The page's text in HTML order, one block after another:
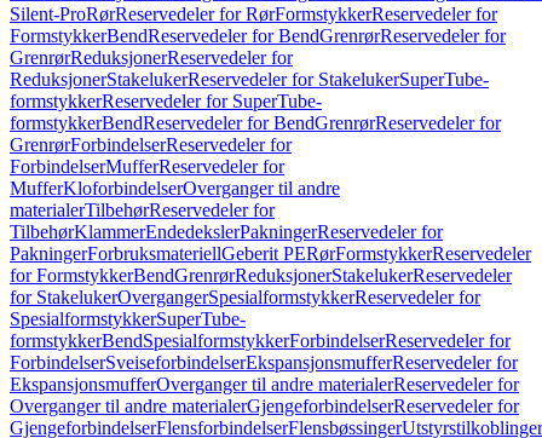
Silent-ProRørReservedeler for RørFormstykkerReservedeler for
FormstykkerBendReservedeler for BendGrenrørReservedeler for
GrenrørReduksjonerReservedeler for
ReduksjonerStakelukerReservedeler for StakelukerSuperTube-
formstykkerReservedeler for SuperTube-
formstykkerBendReservedeler for BendGrenrørReservedeler for
GrenrørForbindelserReservedeler for
ForbindelserMufferReservedeler for
MufferKloforbindelserOverganger til andre
materialerTilbehørReservedeler for
TilbehørKlammerEndedekslerPakningerReservedeler for
PakningerForbruksmateriellGeberit PERørFormstykkerReservedeler
for FormstykkerBendGrenrørReduksjonerStakelukerReservedeler
for StakelukerOvergangerSpesialformstykkerReservedeler for
SpesialformstykkerSuperTube-
formstykkerBendSpesialformstykkerForbindelserReservedeler for
ForbindelserSveiseforbindelserEkspansjonsmufferReservedeler for
EkspansjonsmufferOverganger til andre materialerReservedeler for
Overganger til andre materialerGjengeforbindelserReservedeler for
GjengeforbindelserFlensforbindelserFlensbøssingerUtstyrstilkoblinger